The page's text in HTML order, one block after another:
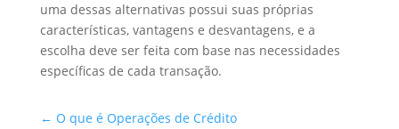
uma dessas alternativas possui suas próprias
características, vantagens e desvantagens, e a
escolha deve ser feita com base nas necessidades
específicas de cada transação.
← O que é Operações de Crédito